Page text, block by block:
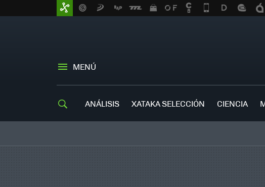
MENÚ
ANÁLISIS XATAKA SELECCIÓN CIENCIA